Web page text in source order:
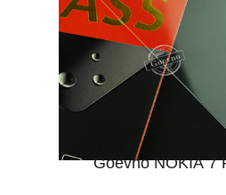
Goevno NOKIA 7